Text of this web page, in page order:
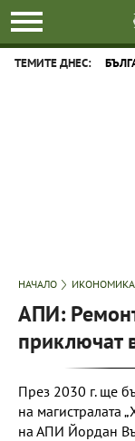
ТЕМИТЕ ДНЕС:
НАЧАЛО
АПИ:
приключат
През 2030 г. ще
на магистралата
на АПИ Йордан